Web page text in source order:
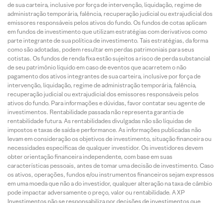
de sua carteira, inclusive por força de intervenção, liquidação, regime de
administração temporária, falência, recuperação judicial ou extrajudicial dos
emissores responsáveis pelos ativos do fundo. Os fundos de cotas aplicam
em fundos de investimento que utilizam estratégias com derivativos como
parte integrante de sua política de investimento. Tais estratégias, da forma
como são adotadas, podem resultar em perdas patrimoniais para seus
cotistas. Os fundos de renda fixa estão sujeitos a risco de perda substancial
de seu patrimônio líquido em caso de eventos que acarretem o não
pagamento dos ativos integrantes de sua carteira, inclusive por força de
intervenção, liquidação, regime de administração temporária, falência,
recuperação judicial ou extrajudicial dos emissores responsáveis pelos
ativos do fundo. Para informações e dúvidas, favor contatar seu agente de
investimentos. Rentabilidade passada não representa garantia de
rentabilidade futura. As rentabilidades divulgadas não são líquidas de
impostos e taxas de saída e performance. As informações publicadas não
levam em consideração os objetivos de investimento, situação financeira ou
necessidades específicas de qualquer investidor. Os investidores devem
obter orientação financeira independente, com base em suas
características pessoais, antes de tomar uma decisão de investimento. Caso
os ativos, operações, fundos e/ou instrumentos financeiros sejam expressos
em uma moeda que não a do investidor, qualquer alteração na taxa de câmbio
pode impactar adversamente o preço, valor ou rentabilidade. A XP
Investimentos não se responsabiliza por decisões de investimentos que